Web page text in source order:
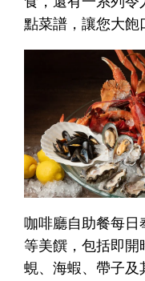
點菜譜，讓您大飽
咖啡廳自助餐每
等美饌，包括即開
蜆、海蝦、帶子及